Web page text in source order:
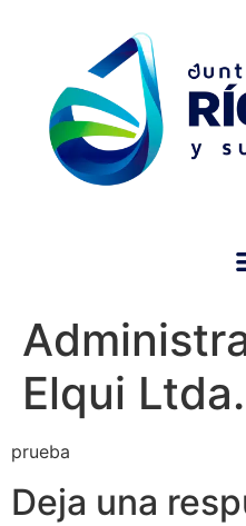
Elqui Ltda.
prueba
Deja una